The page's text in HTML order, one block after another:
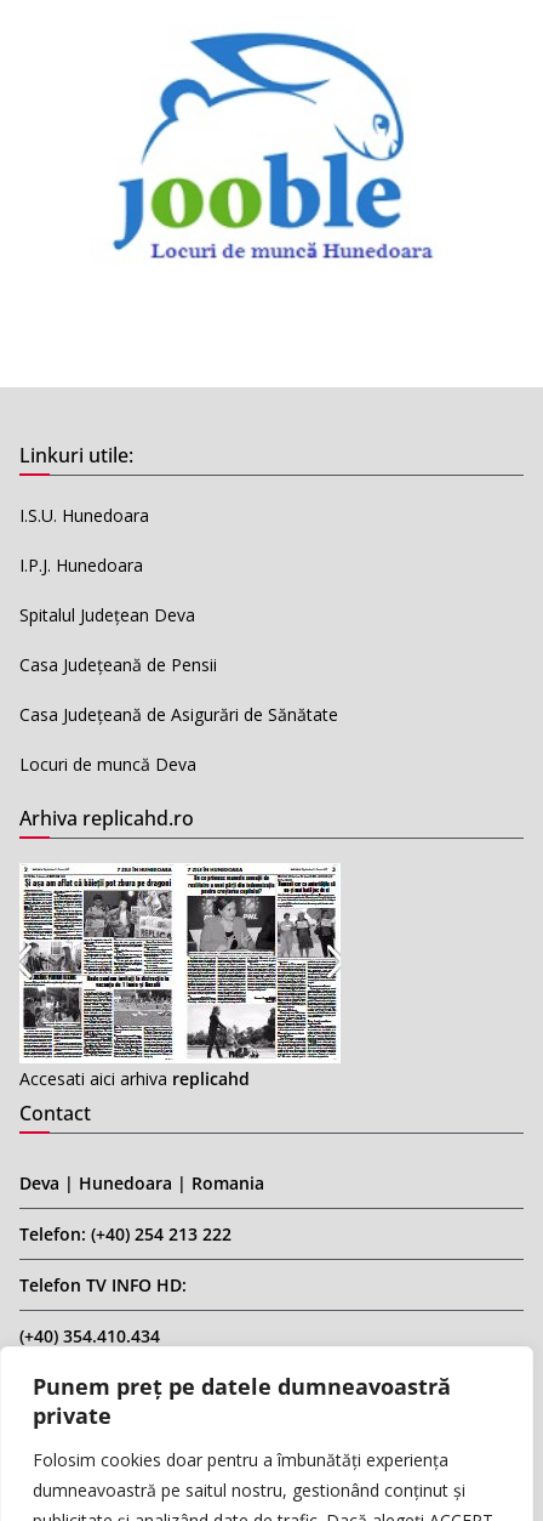
Punem preț pe datele dumneavoastră
private
Folosim cookies doar pentru a îmbunătăți experiența
dumneavoastră pe saitul nostru, gestionând conținut și
Linkuri utile:
I.S.U. Hunedoara
I.P.J. Hunedoara
Spitalul Județean Deva
Casa Județeană de Pensii
Casa Județeană de Asigurări de Sănătate
Locuri de muncă Deva
Arhiva replicahd.ro
Accesati aici arhiva replicahd
Contact
Deva | Hunedoara | Romania
Telefon: (+40) 254 213 222
Telefon TV INFO HD:
(+40) 354.410.434
Email: infohd20@gmail.com
Website: www.replicahd.ro